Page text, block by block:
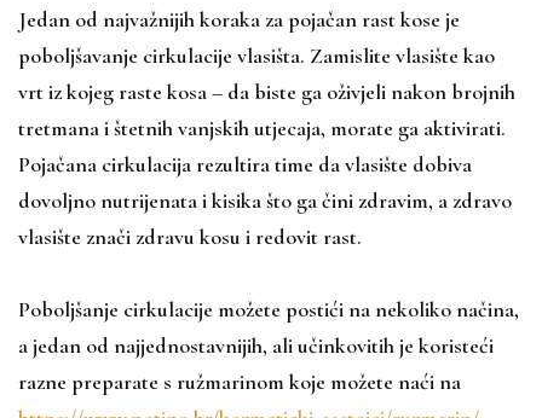
Jedan od najvažnijih koraka za pojačan rast kose je
poboljšavanje cirkulacije vlasišta. Zamislite vlasište kao
vrt iz kojeg raste kosa – da biste ga oživjeli nakon brojnih
tretmana i štetnih vanjskih utjecaja, morate ga aktivirati.
Pojačana cirkulacija rezultira time da vlasište dobiva
dovoljno nutrijenata i kisika što ga čini zdravim, a zdravo
vlasište znači zdravu kosu i redovit rast.
Poboljšanje cirkulacije možete postići na nekoliko načina,
a jedan od najjednostavnijih, ali učinkovitih je koristeći
razne preparate s ružmarinom koje možete naći na